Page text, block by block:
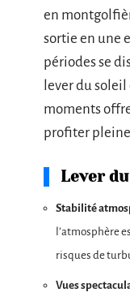
en
sortie en une
périodes se
lever du
moments
profiter
Lever
Stabilité
l’atmosphère
risques de
Vues